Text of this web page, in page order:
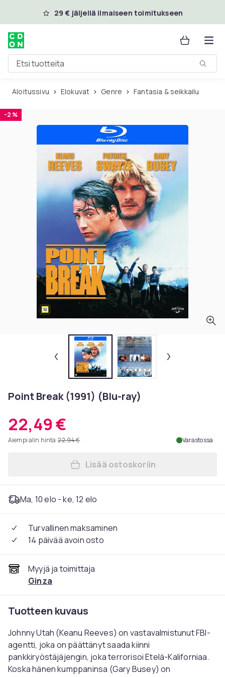
Ohita ja siirry pääsisältöön
29 € jäljellä ilmaiseen toimitukseen
Etsi tuotteita
Aloitussivu Elokuvat Genre Fantasia & seikkailu
-2 %
Point Break (1991) (Blu-ray)
22,49 €
Aiempi alin hinta 22,94 € Varastossa
Lisää Point Break (1991)
Lisää ostoskoriin
Ma, 10 elo - ke, 12 elo
Turvallinen maksaminen
14 päivää avoin osto
Myyjä ja toimittaja
Ginza
Tuotteen kuvaus
Johnny Utah (Keanu Reeves) on vastavalmistunut FBI-
agentti, joka on päättänyt saada kiinni
pankkiryöstäjäjengin, joka terrorisoi Etelä-Kaliforniaa.
Koska hänen kumppaninsa (Gary Busey) on